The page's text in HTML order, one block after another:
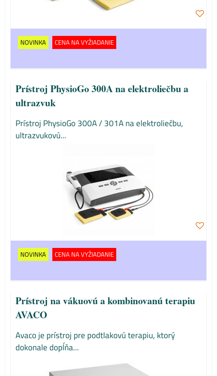
NOVINKA CENA NA VYŽIADANIE
Prístroj PhysioGo 300A na elektroliečbu a
ultrazvuk
Prístroj PhysioGo 300A / 301A na elektroliečbu,
ultrazvukovú...
NOVINKA CENA NA VYŽIADANIE
Prístroj na vákuovú a kombinovanú terapiu
AVACO
Avaco je prístroj pre podtlakovú terapiu, ktorý
dokonale dopĺňa...